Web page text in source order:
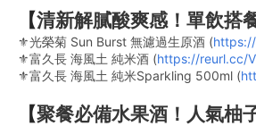
【清新解膩酸爽感！單飲搭
⚜光榮菊 Sun Burst 無濾過生原酒 (https://
⚜富久長 海風土 純米酒 (https://reurl.cc/
⚜富久長 海風土 純米Sparkling 500ml (
【聚餐必備水果酒！人氣柚